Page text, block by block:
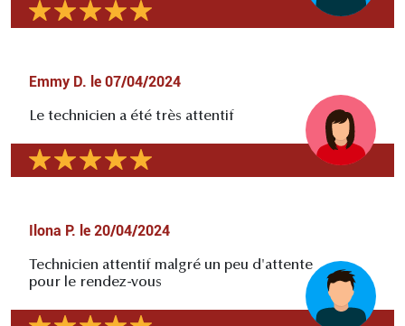
Emmy D. le 07/04/2024
Le technicien a été très attentif
Ilona P. le 20/04/2024
Technicien attentif malgré un peu d'attente
pour le rendez-vous